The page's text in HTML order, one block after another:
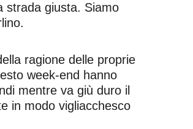
strada giusta. Siamo
ragione delle proprie
week-end hanno
mentre va giù duro il
in modo vigliacchesco